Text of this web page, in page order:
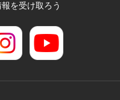
を受け取ろう